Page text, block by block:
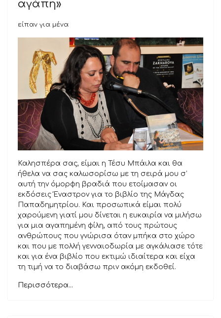
αγάπη»
είπαν για μένα
Καλησπέρα σας, είμαι η Τέσυ Μπάιλα και θα
ήθελα να σας καλωσορίσω με τη σειρά μου σ’
αυτή την όμορφη βραδιά που ετοίμασαν οι
εκδόσεις Έναστρον για το βιβλίο της Μάγδας
Παπαδημητρίου. Και προσωπικά είμαι πολύ
χαρούμενη γιατί μου δίνεται η ευκαιρία να μιλήσω
για μια αγαπημένη φίλη, από τους πρώτους
ανθρώπους που γνώρισα όταν μπήκα στο χώρο
και που με πολλή γενναιοδωρία με αγκάλιασε τότε
και για ένα βιβλίο που εκτιμώ ιδιαίτερα και είχα
τη τιμή να το διαβάσω πριν ακόμη εκδοθεί.
Περισσότερα...